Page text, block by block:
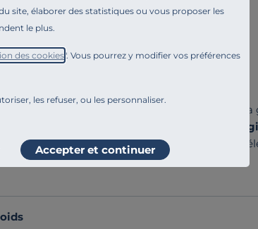
site, élaborer des statistiques ou vous proposer les
le plus.
des cookies". Vous pourrez y modifier vos préférences
les refuser, ou les personnaliser.
Accepter et continuer
se distingue par son style contemporain et
, la méridienne Solal dégage douceur et
a été pensé avec l'assemblage de 3
cette chauffeuse :les accoudoirs sont
Solal